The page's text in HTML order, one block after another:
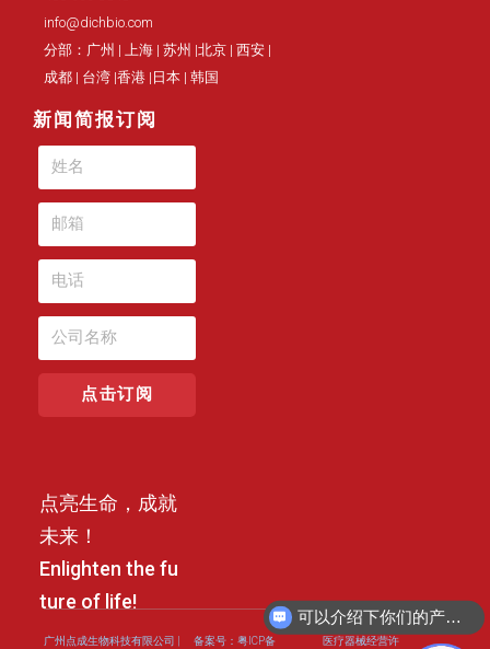
info@dichbio.com
分部：广州 | 上海 | 苏州 |北京 | 西安 |
成都 | 台湾 |香港 |日本 | 韩国
新闻简报订阅
点击订阅
点亮生命，成就
未来！
Enlighten the fu
ture of life!
广州点成生物科技有限公司 | 备案号：粤ICP备 医疗器械经营许
可以介绍下你们的产品么？